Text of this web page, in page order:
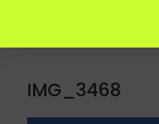
IMG_3468